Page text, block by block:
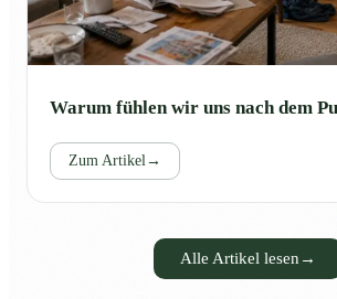
Warum fühlen wir uns nach dem
Zum Artikel →
Alle Artikel lesen →